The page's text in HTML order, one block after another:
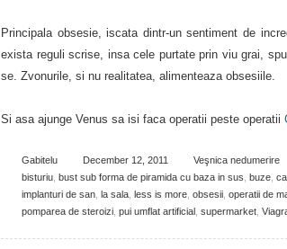
Principala obsesie, iscata dintr-un sentiment de
exista reguli scrise, insa cele purtate prin viu grai,
se. Zvonurile, si nu realitatea, alimenteaza obsesiile.
Si asa ajunge Venus sa isi faca operatii peste operatii
Gabitelu December 12, 2011 Veşnica nedumerire
bisturiu bust sub forma de piramida cu baza in sus buze
implanturi de san la sala less is more obsesii operatii de
pomparea de steroizi pui umflat artificial supermarket